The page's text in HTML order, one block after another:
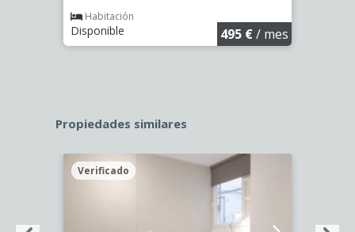
Habitación
Disponible 495 €/ mes
Propiedades similares
Verificado